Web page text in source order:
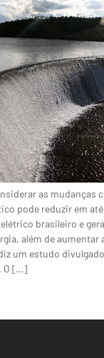
as mudanças
pode reduzir em
brasileiro e
além de aumentar
um estudo
O […]